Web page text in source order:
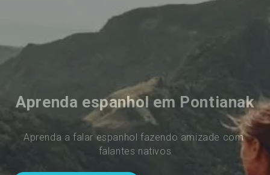
Aprenda espanhol em Pontianak
Aprenda a falar espanhol fazendo amizade com
falantes nativos